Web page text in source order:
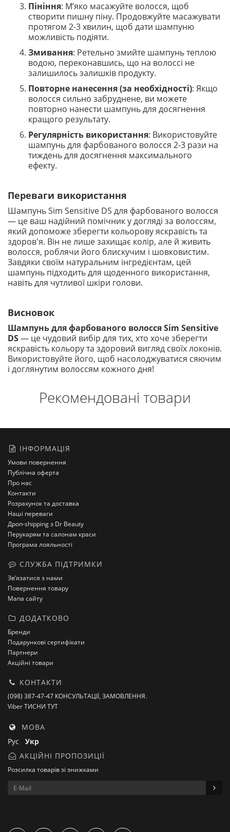
Пініння: М’яко масажуйте волосся, щоб
створити пишну піну. Продовжуйте масажувати
протягом 2-3 хвилин, щоб дати шампуню
можливість подіяти.
Змивання: Ретельно змийте шампунь теплою
водою, переконавшись, що на волоссі не
залишилось залишків продукту.
Повторне нанесення (за необхідності): Якщо
волосся сильно забруднене, ви можете
повторно нанести шампунь для досягнення
кращого результату.
Регулярність використання: Використовуйте
шампунь для фарбованого волосся 2-3 рази на
тиждень для досягнення максимального
ефекту.
Переваги використання
Шампунь Sim Sensitive DS для фарбованого волосся
— це ваш надійний помічник у догляді за волоссям,
який допоможе зберегти кольорову яскравість та
здоров'я. Він не лише захищає колір, але й живить
волосся, роблячи його блискучим і шовковистим.
Завдяки своїм натуральним інгредієнтам, цей
шампунь підходить для щоденного використання,
навіть для чутливої шкіри голови.
Висновок
Шампунь для фарбованого волосся Sim Sensitive
DS— це чудовий вибір для тих, хто хоче зберегти
яскравість кольору та здоровий вигляд своїх локонів.
Використовуйте його, щоб насолоджуватися сяючим
і доглянутим волоссям кожного дня!
Рекомендовані товари
ІНФОРМАЦІЯ
Умови повернення
Публічна оферта
Про нас
Контакти
Розрахунок та доставка
Наші переваги
Дроп-shipping з Dr Beauty
Перукарям та салонам краси
Програма лояльності
СЛУЖБА ПІДТРИМКИ
Зв’язатися з нами
Повернення товару
Мапа сайту
ДОДАТКОВО
Бренди
Подарункові сертифікати
Партнери
Акційні товари
КОНТАКТИ
(098) 387-47-47 КОНСУЛЬТАЦІЇ, ЗАМОВЛЕННЯ.
Viber ТИСНИ ТУТ
МОВА
Рус Укр
АКЦІЙНІ ПРОПОЗИЦІЇ
Розсилка товарів зі знижками